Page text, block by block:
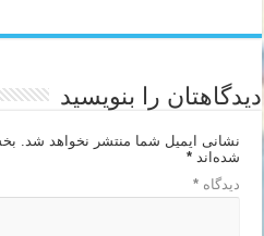
دیدگاهتان را بنویسید
نشانی ایمیل شما منتشر نخواهد شد.
شده‌اند*
دیدگاه*